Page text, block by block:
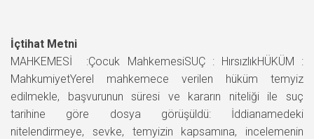
İçtihat Metni
MAHKEMESİ :Çocuk MahkemesiSUÇ : HırsızlıkHÜKÜM :
MahkumiyetYerel mahkemece verilen hüküm temyiz
edilmekle, başvurunun süresi ve kararın niteliği ile suç
tarihine göre dosya görüşüldü: İddianamedeki
nitelendirmeye, sevke, temyizin kapsamına, incelemenin